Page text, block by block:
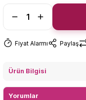
Fiyat Alarmı Paylaş
Ürün Bilgisi
Yorumlar